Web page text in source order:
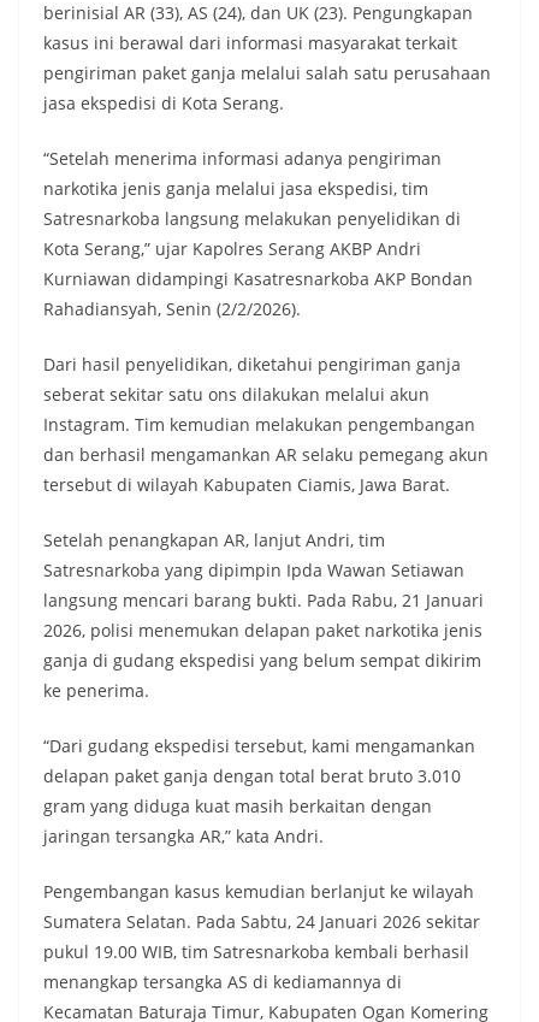
berinisial AR (33), AS (24), dan UK (23). Pengungkapan
kasus ini berawal dari informasi masyarakat terkait
pengiriman paket ganja melalui salah satu perusahaan
jasa ekspedisi di Kota Serang.
“Setelah menerima informasi adanya pengiriman
narkotika jenis ganja melalui jasa ekspedisi, tim
Satresnarkoba langsung melakukan penyelidikan di
Kota Serang,” ujar Kapolres Serang AKBP Andri
Kurniawan didampingi Kasatresnarkoba AKP Bondan
Rahadiansyah, Senin (2/2/2026).
Dari hasil penyelidikan, diketahui pengiriman ganja
seberat sekitar satu ons dilakukan melalui akun
Instagram. Tim kemudian melakukan pengembangan
dan berhasil mengamankan AR selaku pemegang akun
tersebut di wilayah Kabupaten Ciamis, Jawa Barat.
Setelah penangkapan AR, lanjut Andri, tim
Satresnarkoba yang dipimpin Ipda Wawan Setiawan
langsung mencari barang bukti. Pada Rabu, 21 Januari
2026, polisi menemukan delapan paket narkotika jenis
ganja di gudang ekspedisi yang belum sempat dikirim
ke penerima.
“Dari gudang ekspedisi tersebut, kami mengamankan
delapan paket ganja dengan total berat bruto 3.010
gram yang diduga kuat masih berkaitan dengan
jaringan tersangka AR,” kata Andri.
Pengembangan kasus kemudian berlanjut ke wilayah
Sumatera Selatan. Pada Sabtu, 24 Januari 2026 sekitar
pukul 19.00 WIB, tim Satresnarkoba kembali berhasil
menangkap tersangka AS di kediamannya di
Kecamatan Baturaja Timur, Kabupaten Ogan Komering